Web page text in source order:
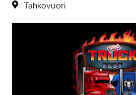
Sijainti:Tahkovuori